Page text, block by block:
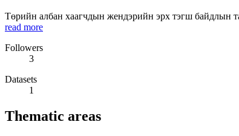
Төрийн албан хаагчдын жендэрийн эрх тэгш байдлын
read more
Followers
3
Datasets
1
Thematic areas